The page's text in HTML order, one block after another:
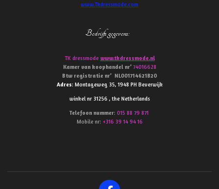
www.Tkdressmode.com
Bedrijfs gegevens:
TK dressmode www.tkdressmode.nl
Kamer van koophandel nr’ 74016628
Btw registratie nr’ NL001714621B20
Adres: Montageweg 35, 1948 PH Beverwijk
winkel nr 31256 , the Netherlands
Telefoon nummer: 015 88 79 871
Mobile nr: +316 39 14 94 16